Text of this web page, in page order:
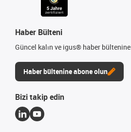
Haber Bülteni
Güncel kalın ve igus® haber
Haber bültenine abone olun
Bizi takip edin